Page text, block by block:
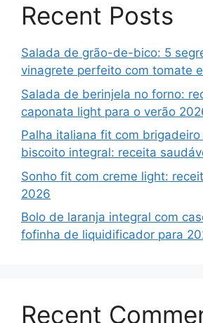
Recent Posts
Salada de grão-de-bico: 5
vinagrete perfeito com tomate
Salada de berinjela no forno:
caponata light para o verão
Palha italiana fit com
biscoito integral: receita
Sonho fit com creme light:
2026
Bolo de laranja integral com
fofinha de liquidificador para
Recent